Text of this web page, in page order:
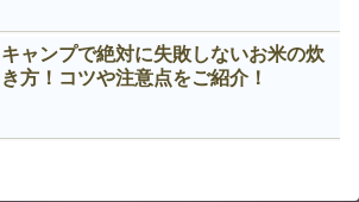
キャンプで絶対に失敗しないお米の炊
き方！コツや注意点をご紹介！